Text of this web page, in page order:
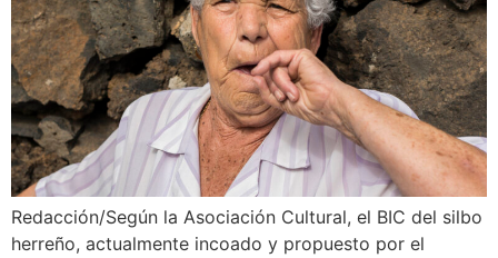
Redacción/Según la Asociación Cultural, el BIC del silbo
herreño, actualmente incoado y propuesto por el